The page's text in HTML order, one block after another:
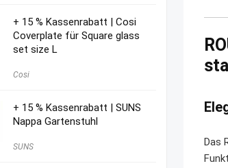
Das
+ 15 % Kassenrabatt | Cosi
Coverplate für Square glass
set size L
Cosi
+ 15 % Kassenrabatt | SUNS
Nappa Gartenstuhl
SUNS